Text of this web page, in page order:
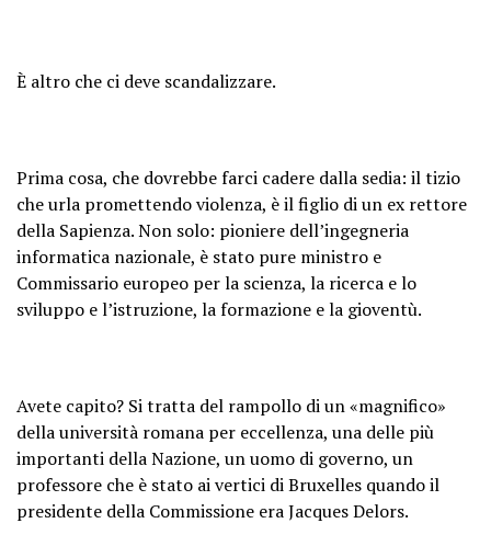
È altro che ci deve scandalizzare.
Prima cosa, che dovrebbe farci cadere dalla sedia: il tizio
che urla promettendo violenza, è il figlio di un ex rettore
della Sapienza. Non solo: pioniere dell’ingegneria
informatica nazionale, è stato pure ministro e
Commissario europeo per la scienza, la ricerca e lo
sviluppo e l’istruzione, la formazione e la gioventù.
Avete capito? Si tratta del rampollo di un «magnifico»
della università romana per eccellenza, una delle più
importanti della Nazione, un uomo di governo, un
professore che è stato ai vertici di Bruxelles quando il
presidente della Commissione era Jacques Delors.